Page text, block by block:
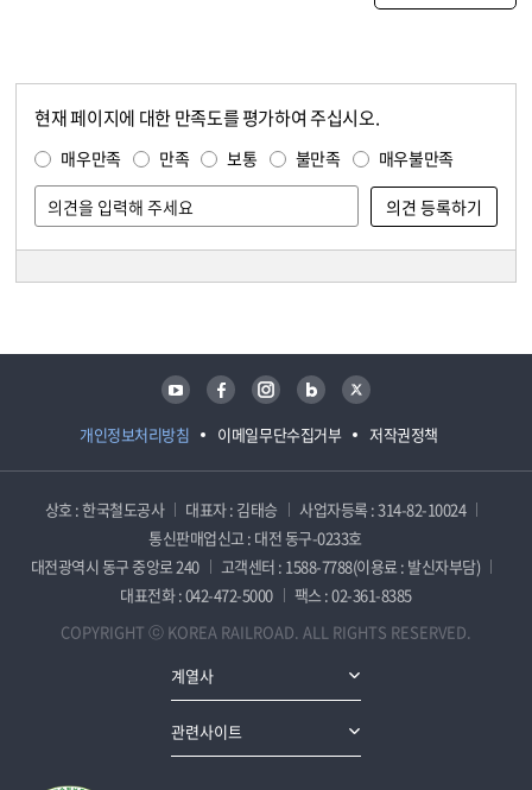
현재 페이지에 대한 만족도를 평가하여 주십시오.
매우만족 만족 보통 불만족 매우불만족
개인정보처리방침 이메일무단수집거부 저작권정책
유튜브 페이스북 인스타그램 블로그 트위터
상호 : 한국철도공사 대표자 : 김태승
사업자등록 : 314-82-10024
통신판매업신고 : 대전 동구-0233호
대전광역시 동구 중앙로 240
고객센터 : 1588-7788(이용료 : 발신자부담)
대표전화 : 042-472-5000
팩스 : 02-361-8385
COPYRIGHT ⓒ KOREA RAILROAD. ALL RIGHTS RESERVED.
계열사
관련사이트